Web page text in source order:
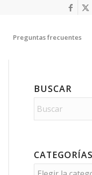
Preguntas frecuentes
BUSCAR
CATEGORÍAS
Categorías